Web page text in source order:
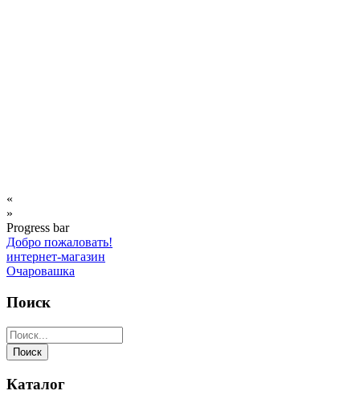
«
»
Progress bar
Добро пожаловать!
интернет-магазин
Очаровашка
Поиск
Поиск
Каталог